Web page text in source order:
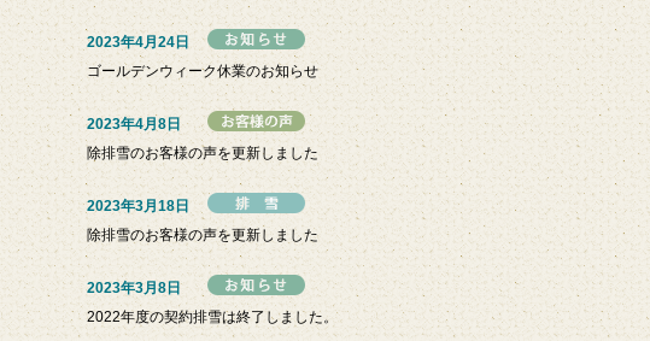
2023年4月24日
ゴールデンウィーク休業のお知らせ
2023年4月8日
除排雪のお客様の声を更新しました
2023年3月18日
除排雪のお客様の声を更新しました
2023年3月8日
2022年度の契約排雪は終了しました。